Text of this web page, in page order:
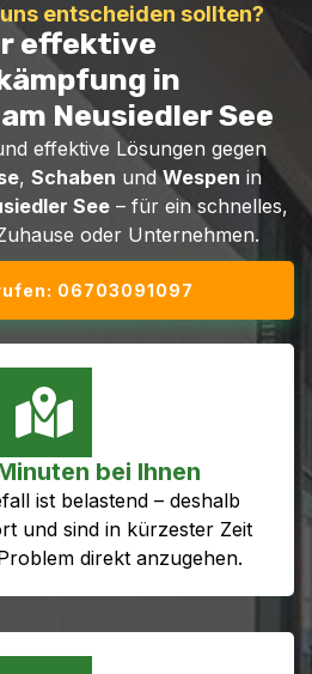
entscheiden sollten?
effektive
in
Neusiedler See
effektive Lösungen gegen
, Schaben undWespen in
See – für ein schnelles,
oder Unternehmen.
06703091097
bei Ihnen
ist belastend – deshalb
und sind in kürzester Zeit
direkt anzugehen.